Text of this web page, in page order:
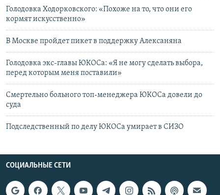
Голодовка Ходорковского: «Похоже на то, что они его
кормят искусственно»
В Москве пройдет пикет в поддержку Алексаняна
Голодовка экс-главы ЮКОСа: «Я не могу сделать выбора,
перед которым меня поставили»
Смертельно больного топ-менеджера ЮКОСа довели до
суда
Подследственный по делу ЮКОСа умирает в СИЗО
СОЦИАЛЬНЫЕ СЕТИ